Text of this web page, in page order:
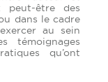
peut-être des
dans le cadre
au sein
témoignages
qu’ont